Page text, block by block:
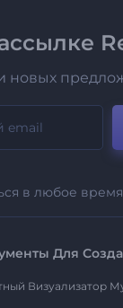
новых
в любое время
Для
Визуализатор